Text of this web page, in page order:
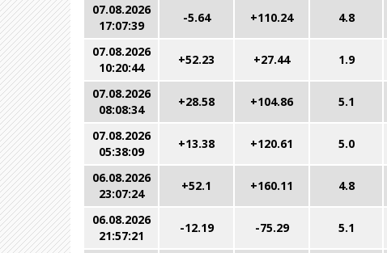
07.08.2026
17:07:39
-5.64 +110.24 4.8
07.08.2026
10:20:44
+52.23 +27.44 1.9
07.08.2026
08:08:34
+28.58 +104.86 5.1
07.08.2026
05:38:09
+13.38 +120.61 5.0
06.08.2026
23:07:24
+52.1 +160.11 4.8
06.08.2026
21:57:21
-12.19 -75.29 5.1